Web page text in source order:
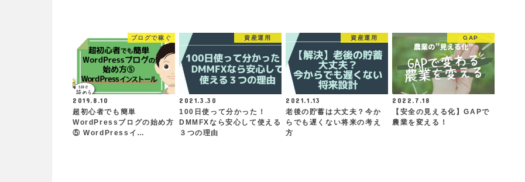
ブログで稼ぐ
2019.8.10
超初心者でも簡単
WordPressブログの始め方
⑤ WordPressイ…
資産運用
2021.3.30
100日使って分かった！
DMMFXなら安心して使える
３つの理由
資産運用
2021.1.13
老後の貯蓄は大丈夫？今か
らでも遅くない将来の考え
方
GAP
2022.7.18
【安全の見える化】GAPで
農業を変える！